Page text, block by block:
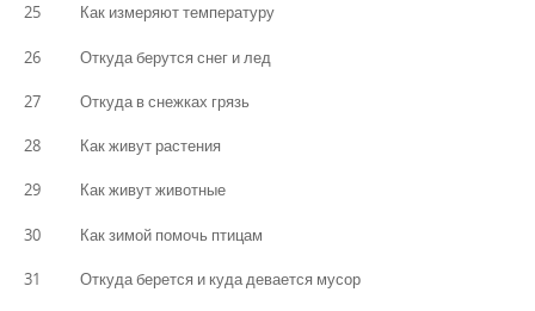
25 Как измеряют температуру
26 Откуда берутся снег и лед
27 Откуда в снежках грязь
28 Как живут растения
29 Как живут животные
30 Как зимой помочь птицам
31 Откуда берется и куда девается мусор